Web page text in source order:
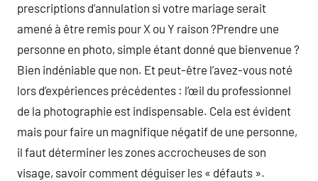
prescriptions d’annulation si votre mariage serait
amené à être remis pour X ou Y raison ?Prendre une
personne en photo, simple étant donné que bienvenue ?
Bien indéniable que non. Et peut-être l’avez-vous noté
lors d’expériences précédentes : l’œil du professionnel
de la photographie est indispensable. Cela est évident
mais pour faire un magnifique négatif de une personne,
il faut déterminer les zones accrocheuses de son
visage, savoir comment déguiser les « défauts ».